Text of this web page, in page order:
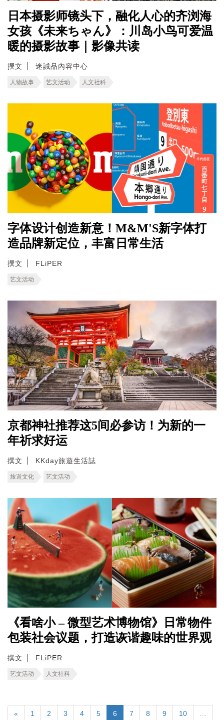
日本摄影师镜头下，融化人心的齐浏海
女孩《未来ちゃん》：川岛小鸟可爱温
暖的摄影故事｜影像共读
撰文 迷誠品內容中心
人物故事 艺文活动 人文社科
字体设计创造新意！M&M'S新字体打
造品牌新定位，丰富日常生活
撰文 FLiPER
艺文活动
京都神社推荐这5间必参访！为新的一
年祈求好运
撰文 KKday旅遊生活誌
旅遊文化 艺文活动
《看啥小 – 微型艺术博物馆》日常物件
包装社会议题，打造诙谐趣味的世界观
撰文 FLiPER
艺文活动 人文社科
« 1 2 3 4 5 6 7 8 9 10